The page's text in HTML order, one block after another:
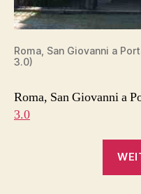
Roma, San Giovanni a
3.0)
Roma, San Giovanni a
3.0